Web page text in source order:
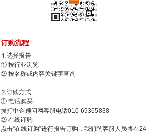
订购流程
⒈选择报告
① 按行业浏览
② 按名称或内容关键字查询
⒉订购方式
① 电话购买
拔打中企顾问网客服电话010-69365838
② 在线订购
点击“在线订购”进行报告订购，我们的客服人员将在24